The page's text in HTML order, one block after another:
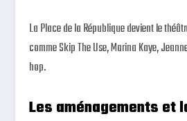
La Place de la République devient le
comme Skip The Use, Marina Kaye,
hop.
Les aménagements